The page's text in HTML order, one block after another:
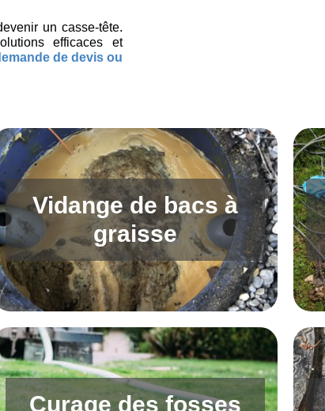
un casse-tête.
efficaces et
de devis ou
Vidange de bacs à
graisse
Curage des fosses